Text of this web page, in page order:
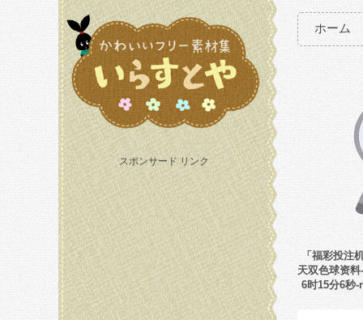
スポンサード リンク
ホーム
「福彩投注
天双色球资
6时15分6秒